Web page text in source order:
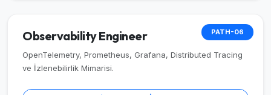
PATH-06
Observability Engineer
OpenTelemetry, Prometheus, Grafana, Distributed Tracing
ve İzlenebilirlik Mimarisi.